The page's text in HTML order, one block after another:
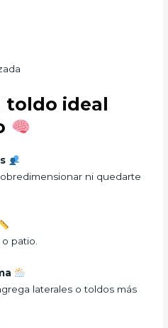
toldo ideal
ni quedarte
patio.
laterales o toldos más